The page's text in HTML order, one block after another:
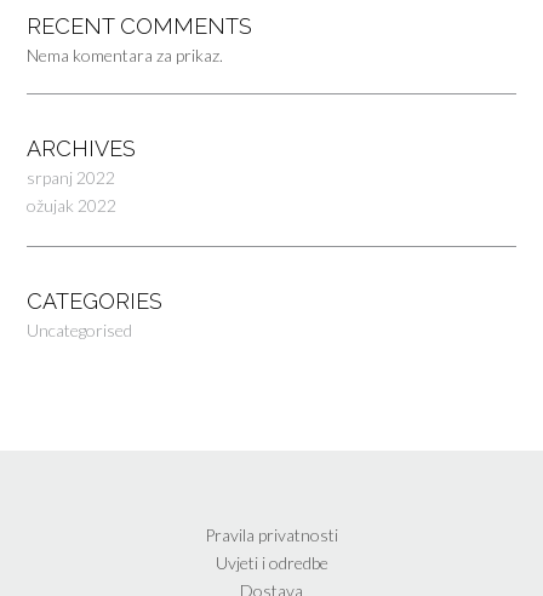
RECENT COMMENTS
Nema komentara za prikaz.
ARCHIVES
srpanj 2022
ožujak 2022
CATEGORIES
Uncategorised
Pravila privatnosti
Uvjeti i odredbe
Dostava